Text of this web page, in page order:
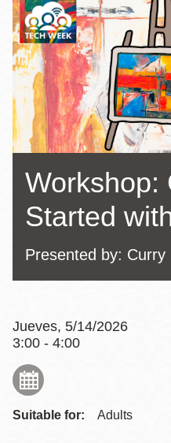
de
ayuda
a
la
navegación
Workshop:
Started
Presented by: Curry
Jueves, 5/14/2026
3:00 - 4:00
Suitable for: Adults